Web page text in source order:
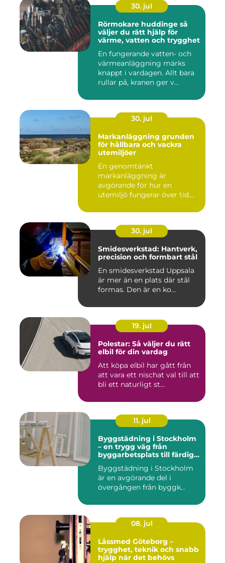
30. jul
Rörmokare huddinge så
väljer du rätt hjälp för
värme, vatten och trygghet
En fungerande vatten- och
värmeanläggning märks
knappt i vardagen. Allt bara
rullar på, kranen ger v...
30. jul
Markanläggning grunden
för hållbara och vackra
utemiljöer
En genomtänkt
markanläggning är
avgörande för hur en
utemiljö fungerar över tid.
30. jul
Smidesverkstad: Hantverk,
precision och formbart stål
En smidesverkstad Uppsala
är mer än en plats där stål
formas. Den är en ko...
19. jul
Polestar: Så väljer du rätt
elbil för din vardag
Att köpa elbil har gått från
att vara ett nischat val till att
bli ett naturligt st...
11. jul
Byggstädning i Stockholm
– en trygg väg från
byggarbetsplats till färdig
Byggstädning i Stockholm
är en avgörande del i
övergången från byggk...
08. jul
Låssmed Göteborg –
trygghet, teknik och snabb
hjälp när det behövs